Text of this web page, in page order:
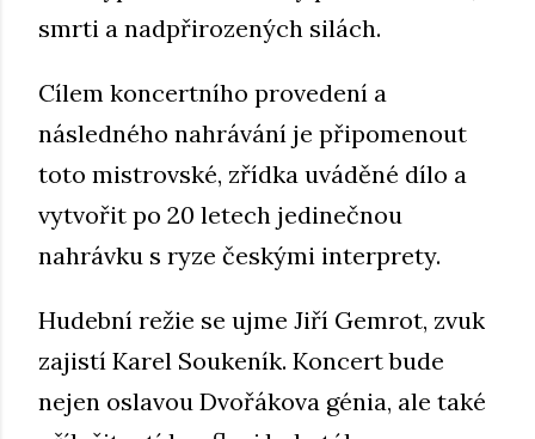
smrti a nadpřirozených silách.
Cílem koncertního provedení a
následného nahrávání je připomenout
toto mistrovské, zřídka uváděné dílo a
vytvořit po 20 letech jedinečnou
nahrávku s ryze českými interprety.
Hudební režie se ujme Jiří Gemrot, zvuk
zajistí Karel Soukeník. Koncert bude
nejen oslavou Dvořákova génia, ale také